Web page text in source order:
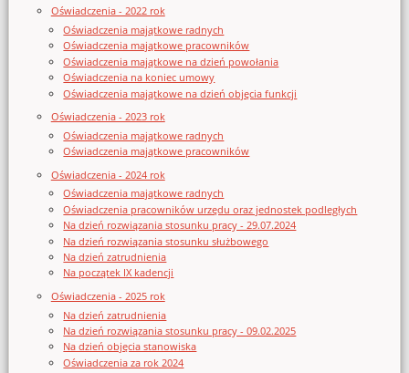
Oświadczenia - 2022 rok
Oświadczenia majątkowe radnych
Oświadczenia majątkowe pracowników
Oświadczenia majątkowe na dzień powołania
Oświadczenia na koniec umowy
Oświadczenia majątkowe na dzień objęcia funkcji
Oświadczenia - 2023 rok
Oświadczenia majątkowe radnych
Oświadczenia majątkowe pracowników
Oświadczenia - 2024 rok
Oświadczenia majątkowe radnych
Oświadczenia pracowników urzędu oraz jednostek podległych
Na dzień rozwiązania stosunku pracy - 29.07.2024
Na dzień rozwiązania stosunku służbowego
Na dzień zatrudnienia
Na początek IX kadencji
Oświadczenia - 2025 rok
Na dzień zatrudnienia
Na dzień rozwiązania stosunku pracy - 09.02.2025
Na dzień objęcia stanowiska
Oświadczenia za rok 2024